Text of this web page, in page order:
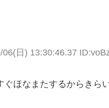
06(日) 13:30:46.37
ぐほなまたするからきら